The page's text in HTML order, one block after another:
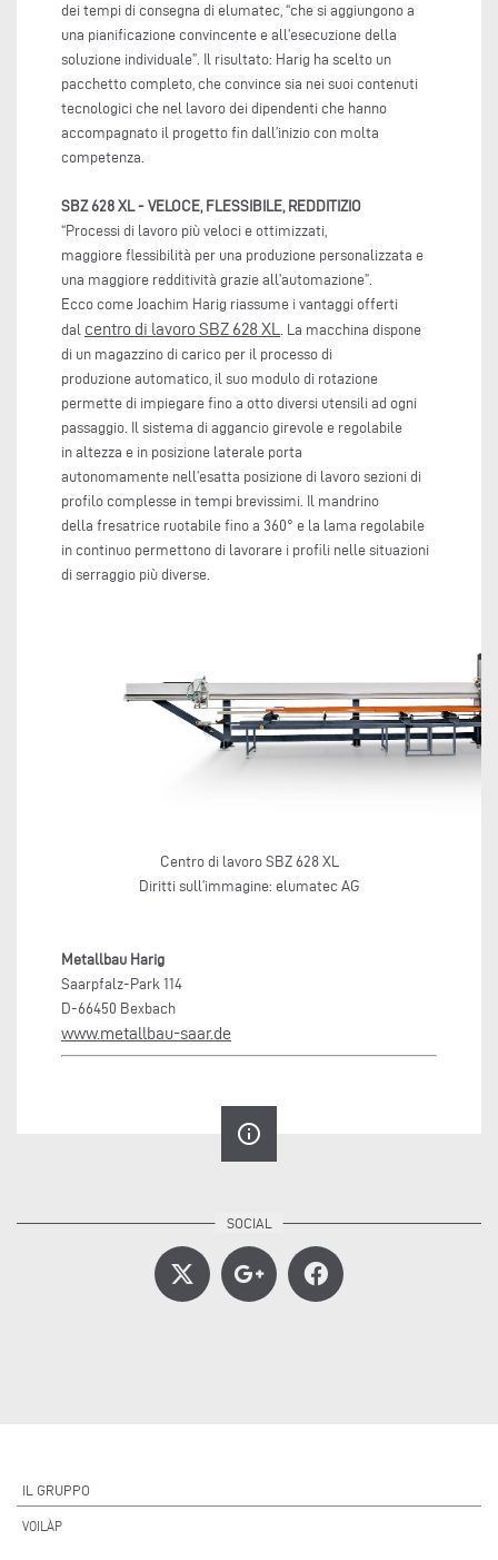
dei tempi di consegna di elumatec, “che si aggiungono a
una pianificazione convincente e all’esecuzione della
soluzione individuale”. Il risultato: Harig ha scelto un
pacchetto completo, che convince sia nei suoi contenuti
tecnologici che nel lavoro dei dipendenti che hanno
accompagnato il progetto fin dall’inizio con molta
competenza.
SBZ 628 XL - VELOCE, FLESSIBILE, REDDITIZIO
“Processi di lavoro più veloci e ottimizzati,
maggiore flessibilità per una produzione personalizzata e
una maggiore redditività grazie all’automazione”.
Ecco come Joachim Harig riassume i vantaggi offerti
dal centro di lavoro SBZ 628 XL
. La macchina dispone
di un magazzino di carico per il processo di
produzione automatico, il suo modulo di rotazione
permette di impiegare fino a otto diversi utensili ad ogni
passaggio. Il sistema di aggancio girevole e regolabile
in altezza e in posizione laterale porta
autonomamente nell’esatta posizione di lavoro sezioni di
profilo complesse in tempi brevissimi. Il mandrino
della fresatrice ruotabile fino a 360° e la lama regolabile
in continuo permettono di lavorare i profili nelle situazioni
di serraggio più diverse.
Centro di lavoro SBZ 628 XL
Diritti sull’immagine: elumatec AG
Metallbau Harig
Saarpfalz-Park 114
D-66450 Bexbach
www.metallbau-saar.de
info_outline
IL GRUPPO
VOILÀP